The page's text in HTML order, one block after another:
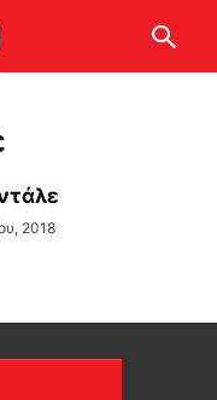
2018